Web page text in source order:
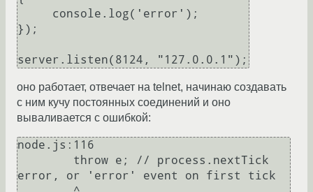
});
server.listen(8124, "127.0.0.1");
оно работает, отвечает на telnet, начинаю создавать
с ним кучу постоянных соединений и оно
вываливается с ошибкой:
node.js:116
error, or 'error' event on first tick